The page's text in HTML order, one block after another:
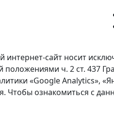
сайт носит
ч. 2 ст. 437
«Google Analytics»,
Чтобы ознакомиться с